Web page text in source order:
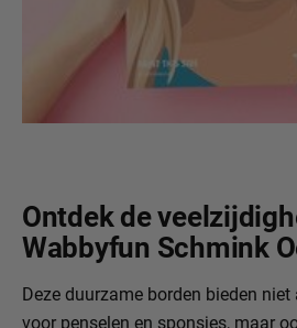
Ontdek de
Wabbyfun Schmink
Deze duurzame borden bieden
voor penselen en sponsjes, maar